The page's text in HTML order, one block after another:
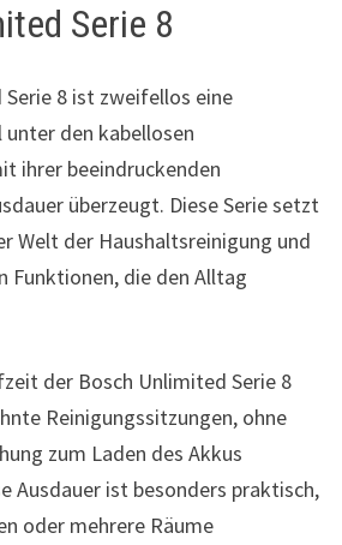
Serie 8
8 ist zweifellos eine
unter den kabellosen
ihrer beeindruckenden
überzeugt. Diese Serie setzt
Welt der Haushaltsreinigung und
Funktionen, die den Alltag
der Bosch Unlimited Serie 8
Reinigungssitzungen, ohne
zum Laden des Akkus
Ausdauer ist besonders praktisch,
oder mehrere Räume